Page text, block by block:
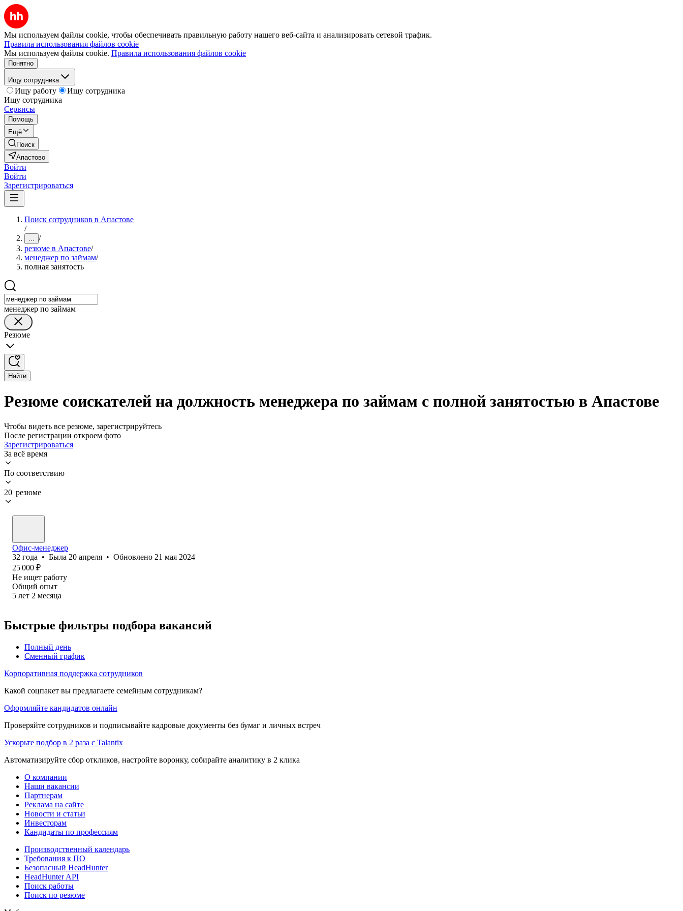
Мы используем файлы cookie, чтобы обеспечивать правильную работу нашего веб-сайта и анализировать сетевой трафик.
Правила использования файлов cookie
Мы используем файлы cookie. Правила использования файлов cookie
Понятно
Ищу сотрудника
Ищу работу
Ищу сотрудника
Ищу сотрудника
Сервисы
Помощь
Ещё
Поиск
Апастово
Войти
Войти
Зарегистрироваться
Поиск сотрудников в Апастове
/
... /
резюме в Апастове/
менеджер по займам/
полная занятость
менеджер по займам
Резюме
Найти
Резюме соискателей на должность менеджера по займам с полной занятостью в Апастове
Чтобы видеть все резюме, зарегистрируйтесь
После регистрации откроем фото
Зарегистрироваться
За всё время
По соответствию
20 резюме
Офис-менеджер
32 года • Была 20 апреля • Обновлено 21 мая 2024
25 000 ₽
Не ищет работу
Общий опыт
5 лет 2 месяца
Быстрые фильтры подбора вакансий
Полный день
Сменный график
Корпоративная поддержка сотрудников
Какой соцпакет вы предлагаете семейным сотрудникам?
Оформляйте кандидатов онлайн
Проверяйте сотрудников и подписывайте кадровые документы без бумаг и личных встреч
Ускорьте подбор в 2 раза с Talantix
Автоматизируйте сбор откликов, настройте воронку, собирайте аналитику в 2 клика
О компании
Наши вакансии
Партнерам
Реклама на сайте
Новости и статьи
Инвесторам
Кандидаты по профессиям
Производственный календарь
Требования к ПО
Безопасный HeadHunter
HeadHunter API
Поиск работы
Поиск по резюме